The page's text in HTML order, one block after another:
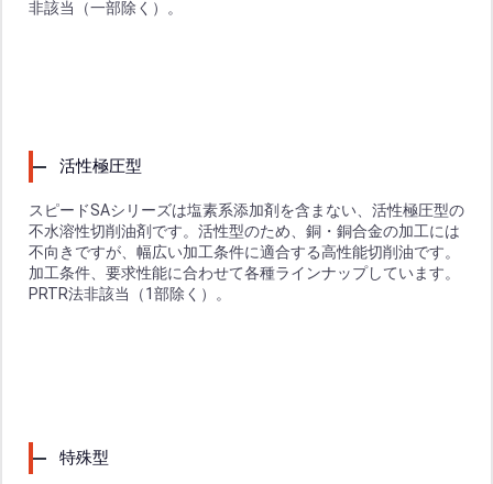
非該当（一部除く）。
活性極圧型
スピードSAシリーズは塩素系添加剤を含まない、活性極圧型の
不水溶性切削油剤です。活性型のため、銅・銅合金の加工には
不向きですが、幅広い加工条件に適合する高性能切削油です。
加工条件、要求性能に合わせて各種ラインナップしています。
PRTR法非該当（1部除く）。
特殊型